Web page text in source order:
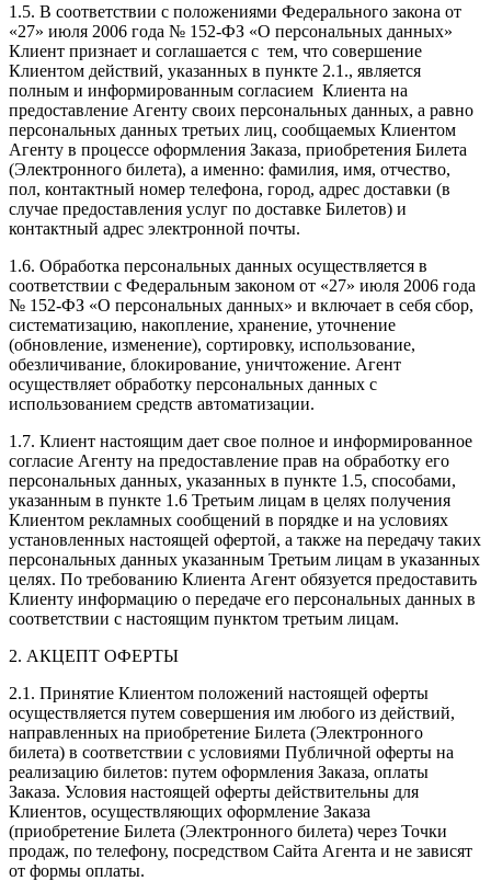
1.5. В соответствии с положениями Федерального закона от
«27» июля 2006 года № 152-ФЗ «О персональных данных»
Клиент признает и соглашается с тем, что совершение
Клиентом действий, указанных в пункте 2.1., является
полным и информированным согласием Клиента на
предоставление Агенту своих персональных данных, а равно
персональных данных третьих лиц, сообщаемых Клиентом
Агенту в процессе оформления Заказа, приобретения Билета
(Электронного билета), а именно: фамилия, имя, отчество,
пол, контактный номер телефона, город, адрес доставки (в
случае предоставления услуг по доставке Билетов) и
контактный адрес электронной почты.
1.6. Обработка персональных данных осуществляется в
соответствии с Федеральным законом от «27» июля 2006 года
№ 152-ФЗ «О персональных данных» и включает в себя сбор,
систематизацию, накопление, хранение, уточнение
(обновление, изменение), сортировку, использование,
обезличивание, блокирование, уничтожение. Агент
осуществляет обработку персональных данных с
использованием средств автоматизации.
1.7. Клиент настоящим дает свое полное и информированное
согласие Агенту на предоставление прав на обработку его
персональных данных, указанных в пункте 1.5, способами,
указанным в пункте 1.6 Третьим лицам в целях получения
Клиентом рекламных сообщений в порядке и на условиях
установленных настоящей офертой, а также на передачу таких
персональных данных указанным Третьим лицам в указанных
целях. По требованию Клиента Агент обязуется предоставить
Клиенту информацию о передаче его персональных данных в
соответствии с настоящим пунктом третьим лицам.
2. АКЦЕПТ ОФЕРТЫ
2.1. Принятие Клиентом положений настоящей оферты
осуществляется путем совершения им любого из действий,
направленных на приобретение Билета (Электронного
билета) в соответствии с условиями Публичной оферты на
реализацию билетов: путем оформления Заказа, оплаты
Заказа. Условия настоящей оферты действительны для
Клиентов, осуществляющих оформление Заказа
(приобретение Билета (Электронного билета) через Точки
продаж, по телефону, посредством Сайта Агента и не зависят
от формы оплаты.